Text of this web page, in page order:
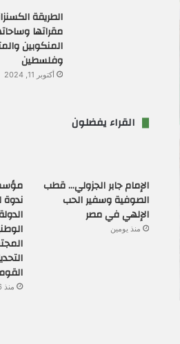
الطريقة
مقراتها
المنكوبين
وفلسطين
أكتوبر 11, 2024
القراء يفضلون
الإمام جابر الجزولي… قطب
الصوفية وسفير الحب
الإلهي في مصر
منذ يومين
منذ 6 أيام